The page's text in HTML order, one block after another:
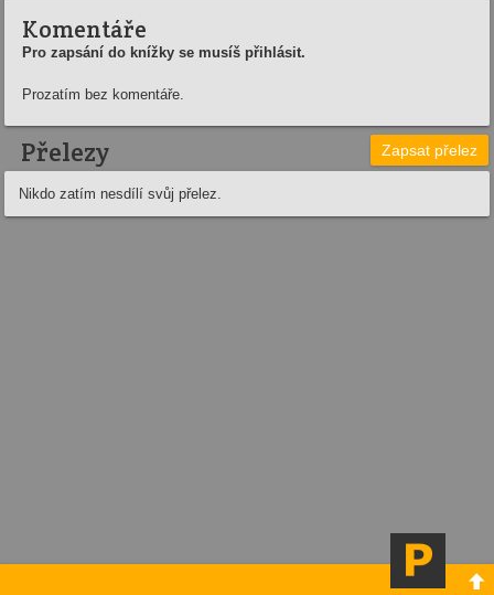
Komentáře
Pro zapsání do knížky se musíš přihlásit.
Prozatím bez komentáře.
Přelezy Zapsat přelez
Nikdo zatím nesdílí svůj přelez.
